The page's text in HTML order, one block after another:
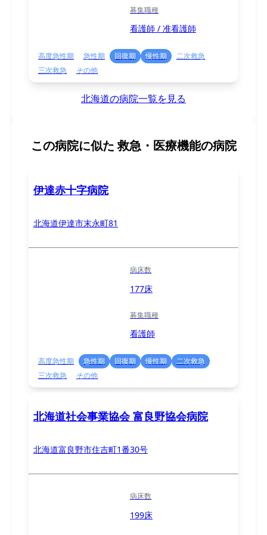
募集職種
看護師 / 准看護師
高度急性期 急性期 回復期 慢性期
二次救急
三次救急
その他
北海道の病院一覧を見る
この病院に似た 救急・医療機能の病院
伊達赤十字病院
北海道伊達市末永町81
病床数
177床
募集職種
看護師
高度急性期 急性期 回復期 慢性期
二次救急
三次救急
その他
北海道社会事業協会 富良野協会病院
北海道富良野市住吉町1番30号
病床数
199床